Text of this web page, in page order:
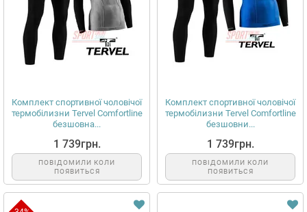
Комплект спортивної чоловічої
термобілизни Tervel Comfortline
безшовна...
1 739грн.
ПОВІДОМИЛИ КОЛИ
ПОЯВИТЬСЯ
Комплект спортивної чоловічої
термобілизни Tervel Comfortline
безшовни...
1 739грн.
ПОВІДОМИЛИ КОЛИ
ПОЯВИТЬСЯ